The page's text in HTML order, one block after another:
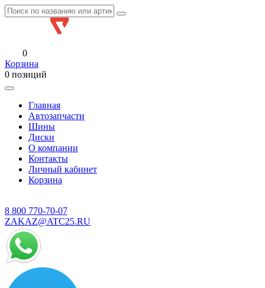
0
Корзина
0 позиций
Главная
Автозапчасти
Шины
Диски
О компании
Контакты
Личный кабинет
Корзина
8 800 770-70-07
ZAKAZ@ATC25.RU